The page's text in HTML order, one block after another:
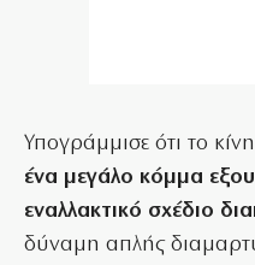
Υπογράμμισε ότι το
ένα μεγάλο κόμμα
εναλλακτικό σχέδιο
δύναμη απλής